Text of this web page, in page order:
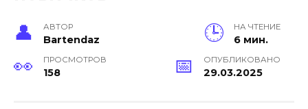
АВТОР
Bartendaz
НА ЧТЕНИЕ
6 мин.
ПРОСМОТРОВ
158
ОПУБЛИКОВАНО
29.03.2025